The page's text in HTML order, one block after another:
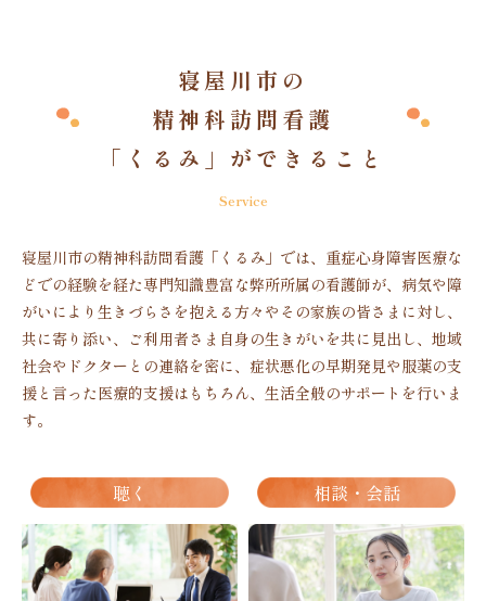
寝屋川市の
精神科訪問看護
「くるみ」ができること
Service
寝屋川市の精神科訪問看護「くるみ」では、重症心身障害医療な
どでの経験を経た専門知識豊富な弊所所属の看護師が、病気や障
がいにより生きづらさを抱える方々やその家族の皆さまに対し、
共に寄り添い、ご利用者さま自身の生きがいを共に見出し、地域
社会やドクターとの連絡を密に、症状悪化の早期発見や服薬の支
援と言った医療的支援はもちろん、生活全般のサポートを行いま
す。
聴く 相談・会話